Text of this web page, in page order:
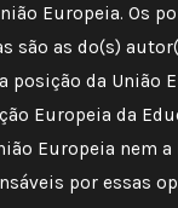
Europeia. Os
são as do(s)
posição da União
Europeia da
Europeia nem a
por essas